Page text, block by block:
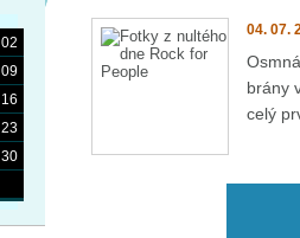
02
09
16
23
30
04. 07.
brány
celý